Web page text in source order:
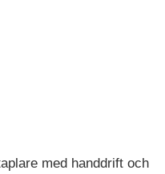
med handdrift och